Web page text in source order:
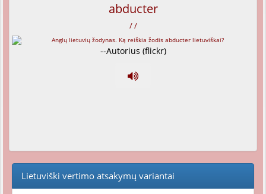
abducter
/ /
--Autorius (flickr)
Lietuviški vertimo atsakymų variantai